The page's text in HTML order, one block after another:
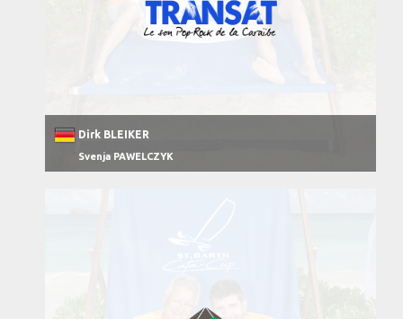
Dirk BLEIKER
Svenja PAWELCZYK